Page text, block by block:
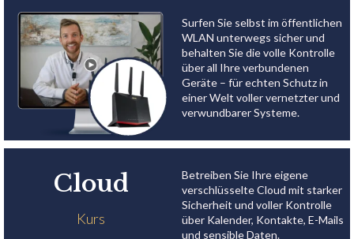
Surfen Sie selbst im öffentlichen
WLAN unterwegs sicher und
behalten Sie die volle Kontrolle
über all Ihre verbundenen
Geräte – für echten Schutz in
einer Welt voller vernetzter und
verwundbarer Systeme.
Cloud
Kurs
Betreiben Sie Ihre eigene
verschlüsselte Cloud mit starker
Sicherheit und voller Kontrolle
über Kalender, Kontakte, E-Mails
und sensible Daten.